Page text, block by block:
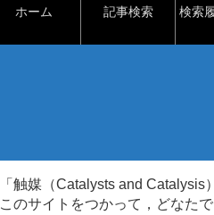
ホーム 記事検索 検索
「触媒（Catalysts and
このサイトをつかって，どなた